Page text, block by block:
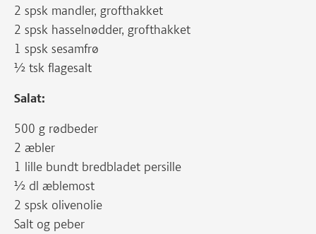
2 spsk mandler, grofthakket
2 spsk hasselnødder, grofthakket
1 spsk sesamfrø
½ tsk flagesalt
Salat:
500 g rødbeder
2 æbler
1 lille bundt bredbladet persille
½ dl æblemost
2 spsk olivenolie
Salt og peber